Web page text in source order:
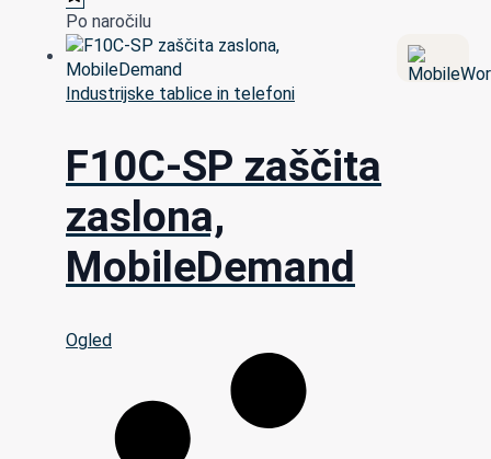
Po naročilu
Industrijske tablice in telefoni
F10C-SP zaščita
zaslona,
MobileDemand
Ogled